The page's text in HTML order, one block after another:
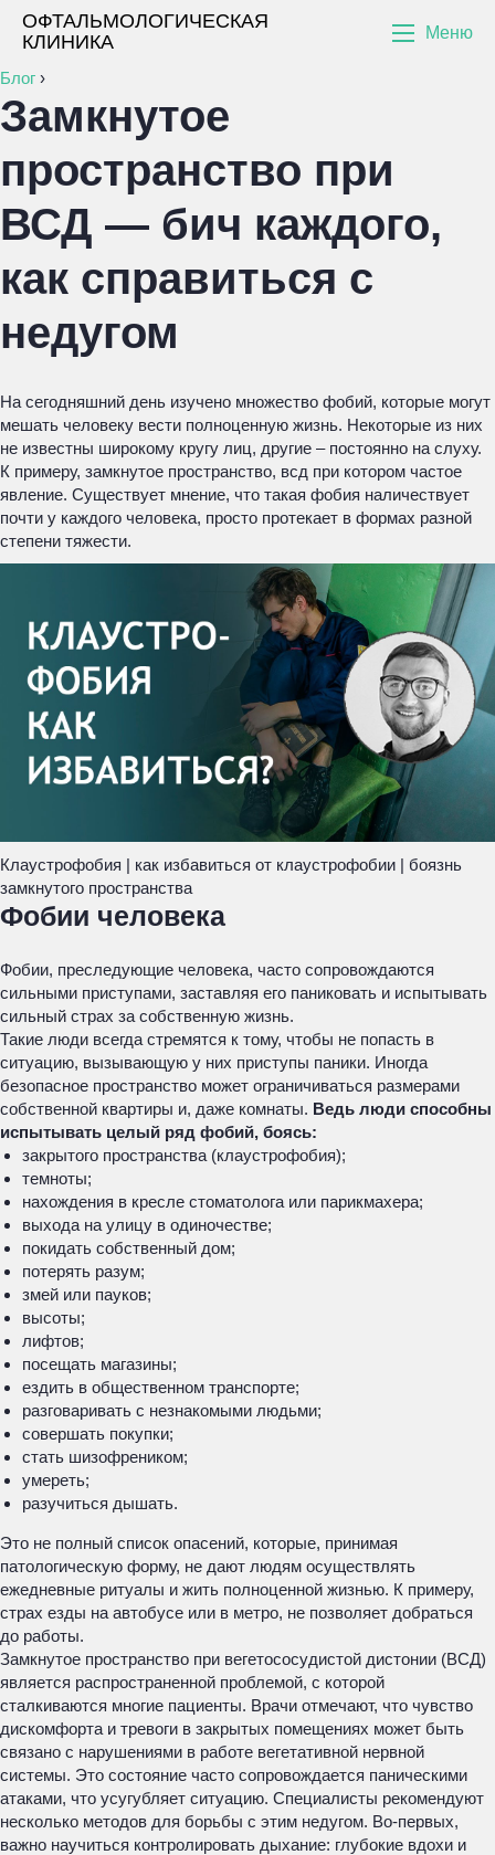
ОФТАЛЬМОЛОГИЧЕСКАЯ
КЛИНИКА
Меню
Блог ›
Замкнутое
пространство при
ВСД — бич каждого,
как справиться с
недугом
На сегодняшний день изучено множество фобий, которые могут
мешать человеку вести полноценную жизнь. Некоторые из них
не известны широкому кругу лиц, другие – постоянно на слуху.
К примеру, замкнутое пространство, всд при котором частое
явление. Существует мнение, что такая фобия наличествует
почти у каждого человека, просто протекает в формах разной
степени тяжести.
Клаустрофобия | как избавиться от клаустрофобии | боязнь
замкнутого пространства
Фобии человека
Фобии, преследующие человека, часто сопровождаются
сильными приступами, заставляя его паниковать и испытывать
сильный страх за собственную жизнь.
Такие люди всегда стремятся к тому, чтобы не попасть в
ситуацию, вызывающую у них приступы паники. Иногда
безопасное пространство может ограничиваться размерами
собственной квартиры и, даже комнаты. Ведь люди способны
испытывать целый ряд фобий, боясь:
закрытого пространства (клаустрофобия);
темноты;
нахождения в кресле стоматолога или парикмахера;
выхода на улицу в одиночестве;
покидать собственный дом;
потерять разум;
змей или пауков;
высоты;
лифтов;
посещать магазины;
ездить в общественном транспорте;
разговаривать с незнакомыми людьми;
совершать покупки;
стать шизофреником;
умереть;
разучиться дышать.
Это не полный список опасений, которые, принимая
патологическую форму, не дают людям осуществлять
ежедневные ритуалы и жить полноценной жизнью. К примеру,
страх езды на автобусе или в метро, не позволяет добраться
до работы.
Замкнутое пространство при вегетососудистой дистонии (ВСД)
является распространенной проблемой, с которой
сталкиваются многие пациенты. Врачи отмечают, что чувство
дискомфорта и тревоги в закрытых помещениях может быть
связано с нарушениями в работе вегетативной нервной
системы. Это состояние часто сопровождается паническими
атаками, что усугубляет ситуацию. Специалисты рекомендуют
несколько методов для борьбы с этим недугом. Во-первых,
важно научиться контролировать дыхание: глубокие вдохи и